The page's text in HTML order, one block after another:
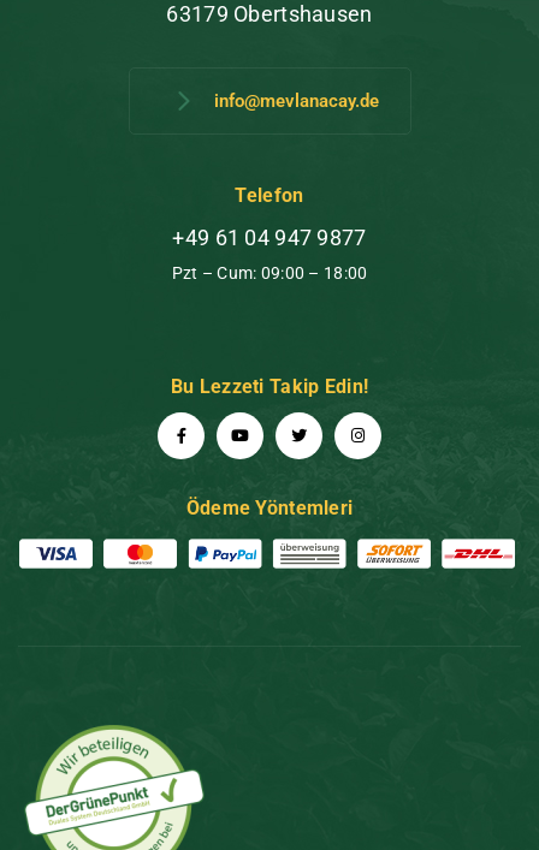
63179 Obertshausen
info@mevlanacay.de
Telefon
+49 61 04 947 9877
Pzt – Cum: 09:00 – 18:00
Bu Lezzeti Takip Edin!
Ödeme Yöntemleri